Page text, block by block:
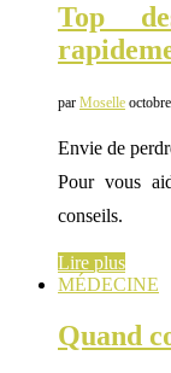
Top
par Moselle
Envie de
Pour vous
conseils.
Lire plus
MÉDECINE
Quand